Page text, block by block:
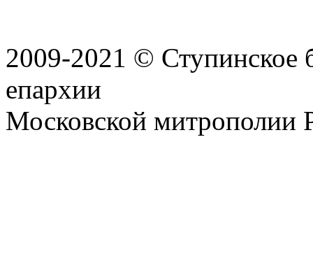
2009-2021 © Ступинское
епархии
Московской митрополии